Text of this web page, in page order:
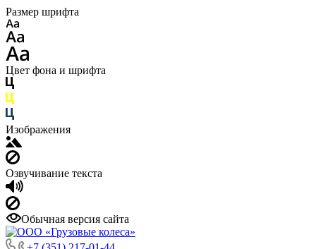
Размер шрифта
Цвет фона и шрифта
Изображения
Озвучивание текста
Обычная версия сайта